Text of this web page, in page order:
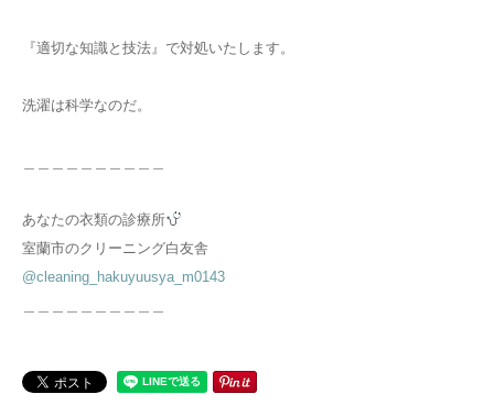
『適切な知識と技法』で対処いたします。
洗濯は科学なのだ。
あなたの衣類の診療所
室蘭市のクリーニング白友舎
@cleaning_hakuyuusya_m0143